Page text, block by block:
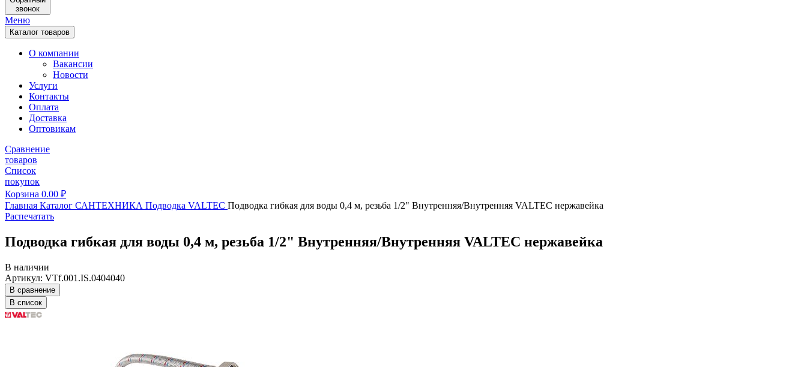
звонок
Меню
Каталог товаров
О компании
Вакансии
Новости
Услуги
Контакты
Оплата
Доставка
Оптовикам
Сравнение
товаров
Список
покупок
Корзина 0.00 ₽
Главная Каталог САНТЕХНИКА Подводка VALTEC Подводка гибкая для воды 0,4 м, резьба 1/2" Внутренняя/Внутренняя VALTEC нержавейка
Распечатать
Подводка гибкая для воды 0,4 м, резьба 1/2" Внутренняя/Внутренняя VALTEC нержавейка
В наличии
Артикул: VTf.001.IS.0404040
В сравнение
В список